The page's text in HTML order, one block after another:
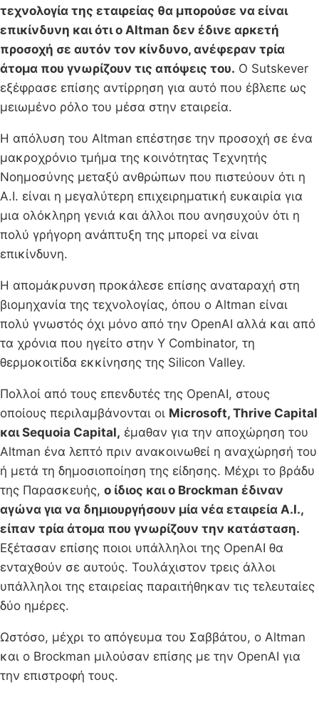
τεχνολογία της εταιρείας θα μπορούσε να είναι
επικίνδυνη και ότι ο Altman δεν έδινε αρκετή
προσοχή σε αυτόν τον κίνδυνο, ανέφεραν τρία
άτομα που γνωρίζουν τις απόψεις του. Ο Sutskever
εξέφρασε επίσης αντίρρηση για αυτό που έβλεπε ως
μειωμένο ρόλο του μέσα στην εταιρεία.
Η απόλυση του Altman επέστησε την προσοχή σε ένα
μακροχρόνιο τμήμα της κοινότητας Τεχνητής
Νοημοσύνης μεταξύ ανθρώπων που πιστεύουν ότι η
A.I. είναι η μεγαλύτερη επιχειρηματική ευκαιρία για
μια ολόκληρη γενιά και άλλοι που ανησυχούν ότι η
πολύ γρήγορη ανάπτυξη της μπορεί να είναι
επικίνδυνη.
Η απομάκρυνση προκάλεσε επίσης αναταραχή στη
βιομηχανία της τεχνολογίας, όπου ο Altman είναι
πολύ γνωστός όχι μόνο από την OpenAI αλλά και από
τα χρόνια που ηγείτο στην Y Combinator, τη
θερμοκοιτίδα εκκίνησης της Silicon Valley.
Πολλοί από τους επενδυτές της OpenAI, στους
οποίους περιλαμβάνονται οι Microsoft, Thrive Capital
και Sequoia Capital, έμαθαν για την αποχώρηση του
Altman ένα λεπτό πριν ανακοινωθεί η αναχώρησή του
ή μετά τη δημοσιοποίηση της είδησης. Μέχρι το βράδυ
της Παρασκευής, ο ίδιος και ο Brockman έδιναν
αγώνα για να δημιουργήσουν μία νέα εταιρεία A.I.,
είπαν τρία άτομα που γνωρίζουν την κατάσταση.
Εξέτασαν επίσης ποιοι υπάλληλοι της OpenAI θα
ενταχθούν σε αυτούς. Τουλάχιστον τρεις άλλοι
υπάλληλοι της εταιρείας παραιτήθηκαν τις τελευταίες
δύο ημέρες.
Ωστόσο, μέχρι το απόγευμα του Σαββάτου, ο Altman
και ο Brockman μιλούσαν επίσης με την OpenAI για
την επιστροφή τους.